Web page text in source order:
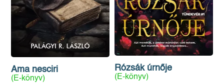
Ama nesciri
(E-könyv)
Rózsák úrnője
(E-könyv)